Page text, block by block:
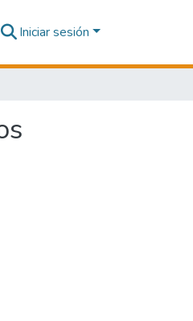
Iniciar sesión